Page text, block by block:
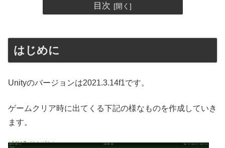
目次
はじめに
Unityのバージョンは2021.3.14f1です。
ゲームクリア時に出てくる下記の様なものを作成していき
ます。